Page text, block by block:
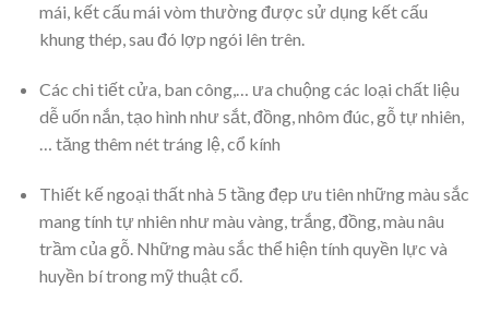
mái, kết cấu mái vòm thường được sử dụng kết cấu
khung thép, sau đó lợp ngói lên trên.
Các chi tiết cửa, ban công,… ưa chuộng các loại chất liệu
dễ uốn nắn, tạo hình như sắt, đồng, nhôm đúc, gỗ tự nhiên,
… tăng thêm nét tráng lệ, cổ kính
Thiết kế ngoại thất nhà 5 tầng đẹp ưu tiên những màu sắc
mang tính tự nhiên như màu vàng, trắng, đồng, màu nâu
trầm của gỗ. Những màu sắc thể hiện tính quyền lực và
huyền bí trong mỹ thuật cổ.